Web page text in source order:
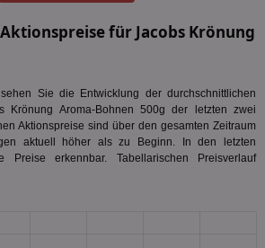
für Jacobs Krönung
Sie die Entwicklung der durchschnittlichen
Krönung Aroma-Bohnen 500g der letzten zwei
Aktionspreise sind über den gesamten Zeitraum
aktuell höher als zu Beginn. In den letzten
Preise erkennbar. Tabellarischen Preisverlauf